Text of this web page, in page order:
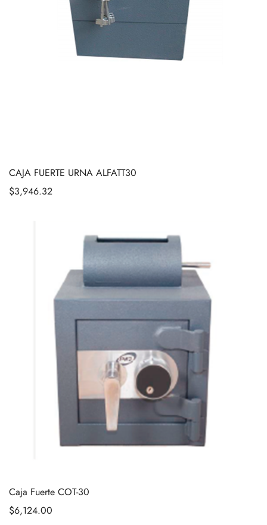
CAJA FUERTE URNA ALFATT30
$3,946.32
Caja Fuerte COT-30
$6,124.00